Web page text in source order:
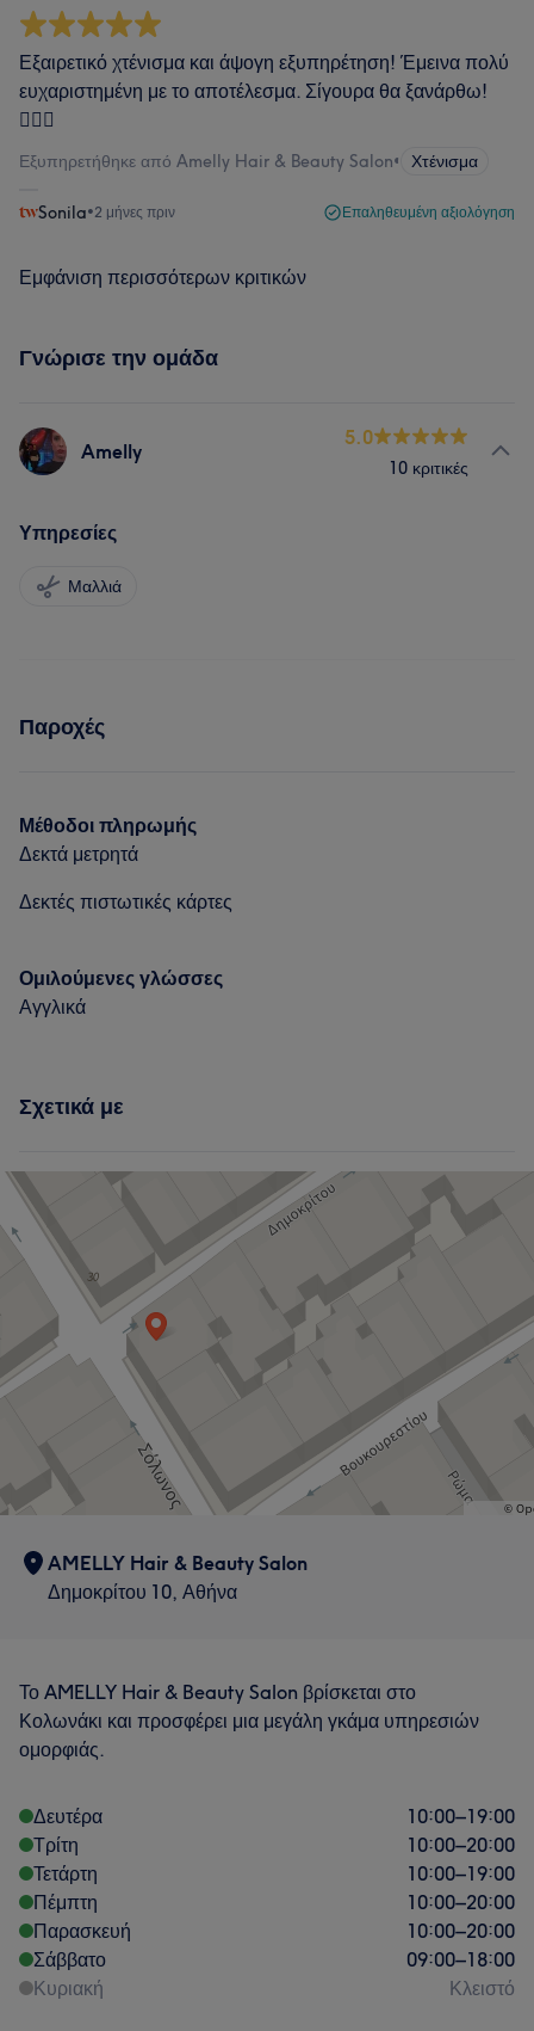
Εξαιρετικό χτένισμα και άψογη εξυπηρέτηση! Έμεινα πολύ
ευχαριστημένη με το αποτέλεσμα. Σίγουρα θα ξανάρθω!
💇‍♀️✨
Εξυπηρετήθηκε από Amelly Hair & Beauty Salon• Χτένισμα
Sonila•2 μήνες πριν Επαληθευμένη αξιολόγηση
Εμφάνιση περισσότερων κριτικών
Γνώρισε την ομάδα
Amelly
5.0
10 κριτικές
Υπηρεσίες
Μαλλιά
Παροχές
Μέθοδοι πληρωμής
Δεκτά μετρητά
Δεκτές πιστωτικές κάρτες
Ομιλούμενες γλώσσες
Αγγλικά
Σχετικά με
AMELLY Hair & Beauty Salon
Δημοκρίτου 10, Αθήνα
Το AMELLY Hair & Beauty Salon βρίσκεται στο
Κολωνάκι και προσφέρει μια μεγάλη γκάμα υπηρεσιών
ομορφιάς.
Δευτέρα 10:00–19:00
Τρίτη
10:00–20:00
Τετάρτη
10:00–19:00
Πέμπτη
10:00–20:00
Παρασκευή
10:00–20:00
Σάββατο
09:00–18:00
Κυριακή
Κλειστό